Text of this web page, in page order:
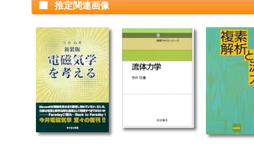
推定関連画像